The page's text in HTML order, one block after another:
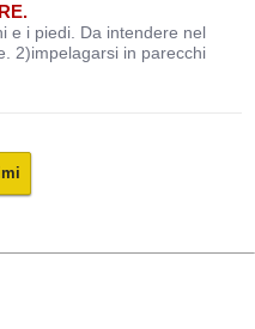
e i piedi. Da intendere nel
2)impelagarsi in parecchi